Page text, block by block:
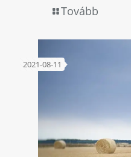
Tovább
2021-08-11